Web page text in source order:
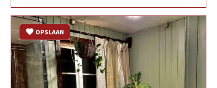
OPSLAAN